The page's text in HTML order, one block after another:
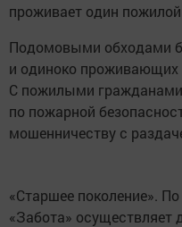
проживает один пожилой
Подомовыми обходами
и одиноко проживающих
С пожилыми
по пожарной
мошенничеству с
«Старшее поколение».
«Забота»